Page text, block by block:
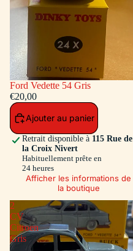
Ford Vedette 54 Gris
€20,00
Ajouter au panier
Retrait disponible à 115 Rue de
la Croix Nivert
Habituellement prête en
24 heures
Afficher les informations de
la boutique
2
CV
Citroen
Gris